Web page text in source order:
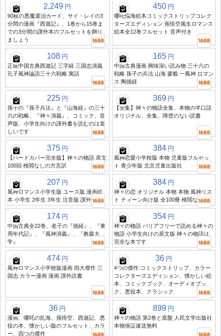
2,249 円
90枚の悪魔退治カード、サイ・レイの3
分間の漫画『西遊記』、1巻から15巻ま
での3分間の課外本のフルセットを贈り
ましょう
450 円
哪吒悩海絵本コミックストリップコレク
ターズエディション 孫悟空風生ロマンス
絵本全12巻フルセット 音声付き
108 円
正統中国古典西遊記 三字経 三国志演義
孔子風神論語三十六戦略 寓話
165 円
中国古典漫画 興味深い読み物 三十六の
戦略 孫子の兵法 山海 廖載 一鳳神 ロマン
ス 陶徳経
225 円
孫子の『孫子兵法』と『山海経』の三十
六の戦略、『神々演義』、コミック、音
声版、小学生向けの課外書を読むのは楽
しいです
369 円
【全集】神々の物語全集、本物の半口語
オリジナル、全集、障壁のない読書
375 円
【ハードカバー完全版】神々の物語 原文
100回 検閲なしの方言訳
384 円
風神恋愛小学校版 本物 児童版フルセッ
ト 青少年版 北京児童出版社
207 円
風神ロマンス小学生版 ユース版 漫画絵
本 小学生 2年生 3年生 注音版 課外版
384 円
神々の恋 オリジナル 本物 本物 風神リス
ト ティーン向け版 全100冊 検閲なし
174 円
中国古典全22巻、老子の『徳経』、『東
周年代記』、『風神演義』、『教義大
学』
354 円
神々の物語 バリアフリーで読める神々の
物語 小学生向けの原文版 神々の物語は
完全な本です
474 円
風神ロマンス小学校版漫画 四大傑作 三
国志 カラー漫画 漫画 課外読書
36 円
4つの傑作:コミックストリップ、カラー
コレクターズエディション、懐かしい絵
本、コミックブック、オーディオブッ
ク、悪役本、クラシック
36 円
漫画、哪吒の乱海、孫悟空、西遊記、悪
役の本、懐かしい版のフルセット、カラ
ー、四つの傑作
899 円
神々の物語 第2巻と底盤 人民文学出版社
本物保証速送無料